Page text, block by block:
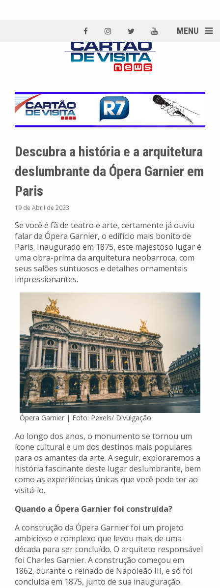
MENU
Descubra a história e a arquitetura
deslumbrante da Ópera Garnier em
Paris
19 de Abril de 2023
Se você é fã de teatro e arte, certamente já ouviu
falar da Ópera Garnier, o edifício mais bonito de
Paris. Inaugurado em 1875, este majestoso lugar é
uma obra-prima da arquitetura neobarroca, com
seus salões suntuosos e detalhes ornamentais
impressionantes.
Ópera Garnier | Foto: Pexels/ Divulgação
Ao longo dos anos, o monumento se tornou um
ícone cultural e um dos destinos mais populares
para os amantes da arte. A seguir, exploraremos a
história fascinante deste lugar deslumbrante, bem
como as experiências únicas que você pode ter ao
visitá-lo.
Quando a Ópera Garnier foi construída?
A construção da Ópera Garnier foi um projeto
ambicioso e complexo que levou mais de uma
década para ser concluído. O arquiteto responsável
foi Charles Garnier. A construção começou em
1862, durante o reinado de Napoleão III, e só foi
concluída em 1875, junto de sua inauguração.